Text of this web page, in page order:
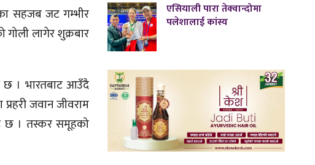
सहजब जट गम्भीर
गोली लागेर शुक्रबार
छ । भारतबाट आउँदै
जवान जीवराम
छ । तस्कर समूहको
एसियाली पारा तेक्वान्दोमा
पलेशालाई कांस्य